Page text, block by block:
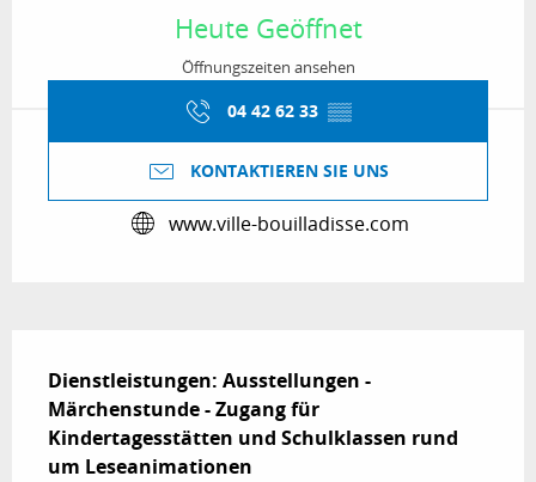
Heute Geöffnet
Öffnungszeiten ansehen
04 42 62 33 ▒▒
KONTAKTIEREN SIE UNS
www.ville-bouilladisse.com
Dienstleistungen: Ausstellungen -
Märchenstunde - Zugang für
Kindertagesstätten und Schulklassen rund
um Leseanimationen